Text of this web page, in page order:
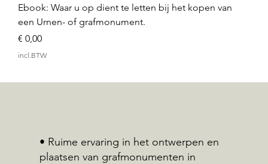
Ebook: Waar u op dient te letten bij het kopen van
een Urnen- of grafmonument.
Prijs
€ 0,00
incl.BTW
• Ruime ervaring in het ontwerpen en
plaatsen van grafmonumenten in